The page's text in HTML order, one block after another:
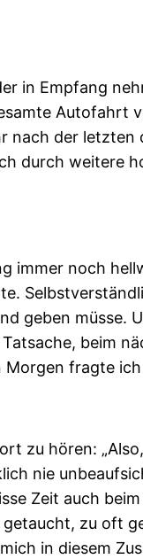
in Empfang
Autofahrt
der
durch weitere
immer noch
geben
beim
fragte
zu hören:
nie
Zeit auch
zu oft
in diesem